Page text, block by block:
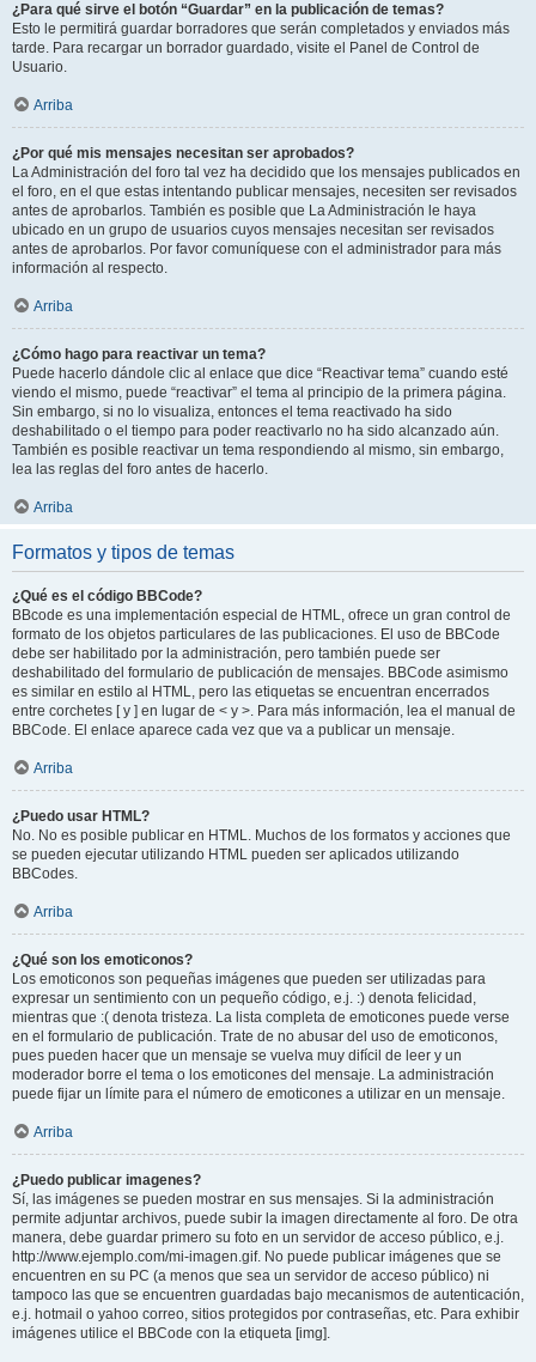
¿Para qué sirve el botón “Guardar” en la publicación de temas?
Esto le permitirá guardar borradores que serán completados y enviados más
tarde. Para recargar un borrador guardado, visite el Panel de Control de
Usuario.
Arriba
¿Por qué mis mensajes necesitan ser aprobados?
La Administración del foro tal vez ha decidido que los mensajes publicados en
el foro, en el que estas intentando publicar mensajes, necesiten ser revisados
antes de aprobarlos. También es posible que La Administración le haya
ubicado en un grupo de usuarios cuyos mensajes necesitan ser revisados
antes de aprobarlos. Por favor comuníquese con el administrador para más
información al respecto.
Arriba
¿Cómo hago para reactivar un tema?
Puede hacerlo dándole clic al enlace que dice “Reactivar tema” cuando esté
viendo el mismo, puede “reactivar” el tema al principio de la primera página.
Sin embargo, si no lo visualiza, entonces el tema reactivado ha sido
deshabilitado o el tiempo para poder reactivarlo no ha sido alcanzado aún.
También es posible reactivar un tema respondiendo al mismo, sin embargo,
lea las reglas del foro antes de hacerlo.
Arriba
Formatos y tipos de temas
¿Qué es el código BBCode?
BBcode es una implementación especial de HTML, ofrece un gran control de
formato de los objetos particulares de las publicaciones. El uso de BBCode
debe ser habilitado por la administración, pero también puede ser
deshabilitado del formulario de publicación de mensajes. BBCode asimismo
es similar en estilo al HTML, pero las etiquetas se encuentran encerrados
entre corchetes [ y ] en lugar de < y >. Para más información, lea el manual de
BBCode. El enlace aparece cada vez que va a publicar un mensaje.
Arriba
¿Puedo usar HTML?
No. No es posible publicar en HTML. Muchos de los formatos y acciones que
se pueden ejecutar utilizando HTML pueden ser aplicados utilizando
BBCodes.
Arriba
¿Qué son los emoticonos?
Los emoticonos son pequeñas imágenes que pueden ser utilizadas para
expresar un sentimiento con un pequeño código, e.j. :) denota felicidad,
mientras que :( denota tristeza. La lista completa de emoticones puede verse
en el formulario de publicación. Trate de no abusar del uso de emoticonos,
pues pueden hacer que un mensaje se vuelva muy difícil de leer y un
moderador borre el tema o los emoticones del mensaje. La administración
puede fijar un límite para el número de emoticones a utilizar en un mensaje.
Arriba
¿Puedo publicar imagenes?
Sí, las imágenes se pueden mostrar en sus mensajes. Si la administración
permite adjuntar archivos, puede subir la imagen directamente al foro. De otra
manera, debe guardar primero su foto en un servidor de acceso público, e.j.
http://www.ejemplo.com/mi-imagen.gif. No puede publicar imágenes que se
encuentren en su PC (a menos que sea un servidor de acceso público) ni
tampoco las que se encuentren guardadas bajo mecanismos de autenticación,
e.j. hotmail o yahoo correo, sitios protegidos por contraseñas, etc. Para exhibir
imágenes utilice el BBCode con la etiqueta [img].